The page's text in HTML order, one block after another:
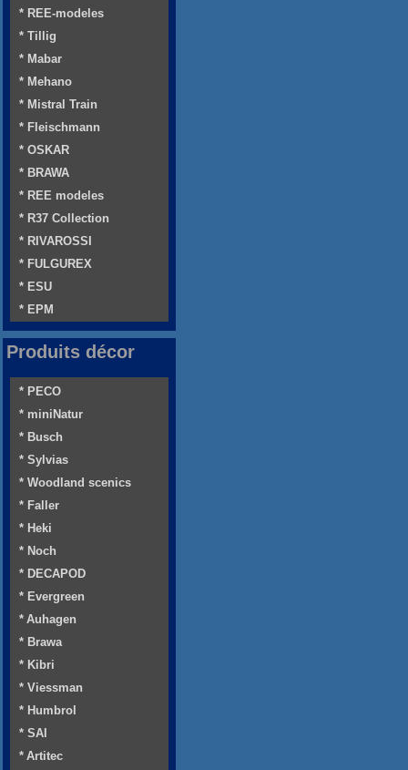
* REE-modeles
* Tillig
* Mabar
* Mehano
* Mistral Train
* Fleischmann
* OSKAR
* BRAWA
* REE modeles
* R37 Collection
* RIVAROSSI
* FULGUREX
* ESU
* EPM
Produits décor
* PECO
* miniNatur
* Busch
* Sylvias
* Woodland scenics
* Faller
* Heki
* Noch
* DECAPOD
* Evergreen
* Auhagen
* Brawa
* Kibri
* Viessman
* Humbrol
* SAI
* Artitec